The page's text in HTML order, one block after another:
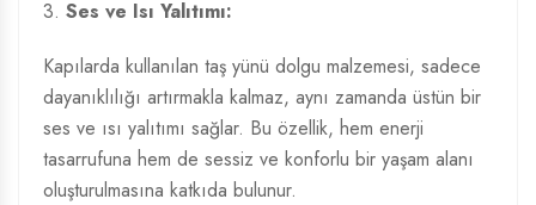
3. Ses ve Isı Yalıtımı:
Kapılarda kullanılan taş yünü dolgu malzemesi, sadece
dayanıklılığı artırmakla kalmaz, aynı zamanda üstün bir
ses ve ısı yalıtımı sağlar. Bu özellik, hem enerji
tasarrufuna hem de sessiz ve konforlu bir yaşam alanı
oluşturulmasına katkıda bulunur.